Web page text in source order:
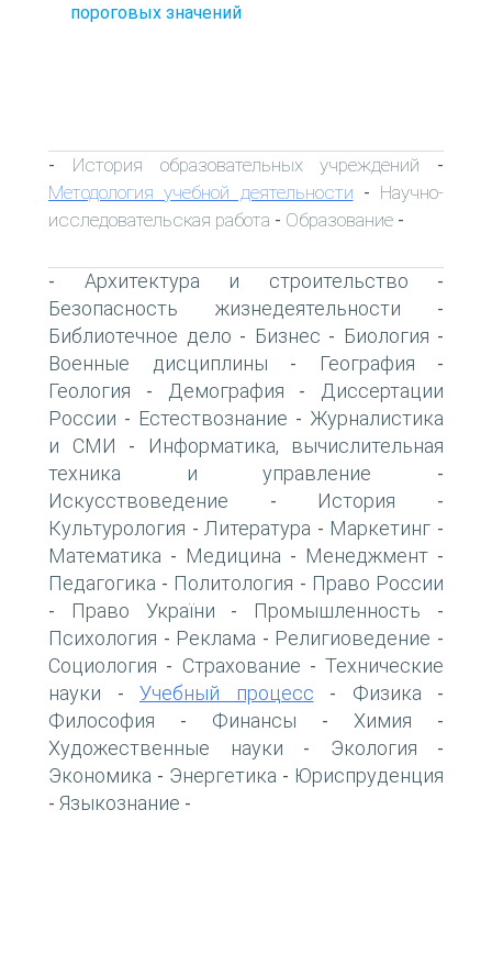
пороговых значений
- История образовательных учреждений -
Методология учебной деятельности - Научно-
исследовательская работа - Образование -
- Архитектура и строительство -
Безопасность жизнедеятельности -
Библиотечное дело - Бизнес - Биология -
Военные дисциплины - География -
Геология - Демография -
Диссертации
России - Естествознание - Журналистика
и СМИ -
Информатика, вычислительная
техника и управление -
Искусствоведение - История -
Культурология - Литература - Маркетинг -
Математика - Медицина - Менеджмент -
Педагогика - Политология - Право России
- Право України - Промышленность -
Психология - Реклама - Религиоведение -
Социология - Страхование - Технические
науки - Учебный процесс - Физика -
Философия - Финансы - Химия -
Художественные науки - Экология -
Экономика - Энергетика - Юриспруденция
- Языкознание -